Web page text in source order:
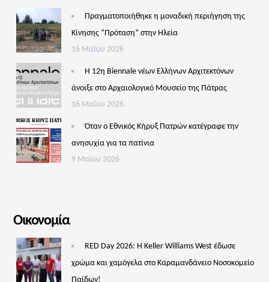
Πραγματοποιήθηκε η μοναδική περιήγηση της
Κίνησης “Πρόταση” στην Ηλεία
16 Μαΐου 2026
Η 12η Biennale νέων Ελλήνων Αρχιτεκτόνων
άνοιξε στο Αρχαιολογικό Μουσείο της Πάτρας
16 Μαΐου 2026
Όταν ο Εθνικός Κήρυξ Πατρών κατέγραφε την
ανησυχία για τα πατίνια
9 Μαΐου 2026
Οικονομία
RED Day 2026: Η Keller Williams West έδωσε
χρώμα και χαμόγελα στο Καραμανδάνειο Νοσοκομείο
Παίδων!